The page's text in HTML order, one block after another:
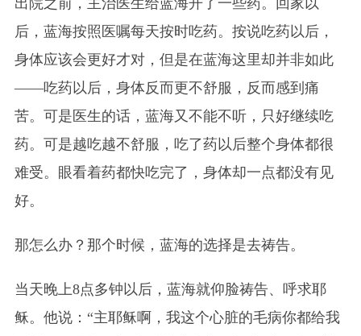
后，蓝海按照医嘱每天按时吃药。按说吃药以后，
身体应该会更好才对，但是在蓝海这里却并非如此
——吃药以后，身体反而更不舒服，反而感到痛
苦。可是医生的话，蓝海又不能不听，只好继续吃
药。可是越吃越不舒服，吃了药以后整个身体都很
难受。眼看着药都快吃完了，身体却一点都没有见
好。
那怎么办？那个时候，蓝海的选择是去祷告。
当天晚上8点多钟以后，蓝海就仰脸祷告、呼求耶
稣。他说：“主耶稣啊，我这个心脏的毛病你都给我